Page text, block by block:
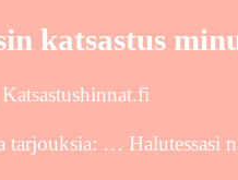
katsastus
… Halutessasi